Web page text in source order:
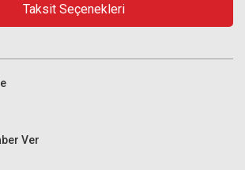
Taksit Seçenekleri
Ver